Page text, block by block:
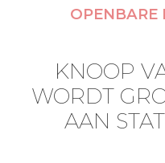
OPENBARE
KNOOP
WORDT
AAN